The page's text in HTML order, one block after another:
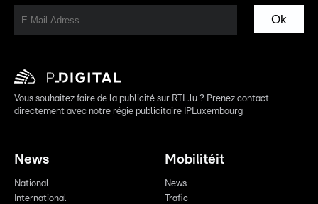
Ok
Vous souhaitez faire de la publicité sur RTL.lu ? Prenez contact
directement avec notre régie publicitaire IPLuxembourg
News
National
International
Mobilitéit
News
Trafic